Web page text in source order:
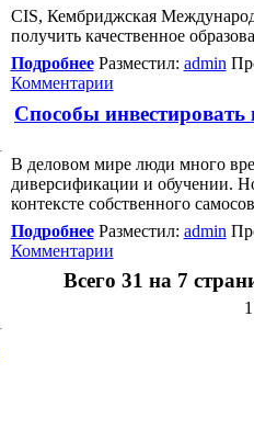
CIS, Кембриджская
получить качественное
ПодробнееРазместил: admin
Комментарии
Способы инвестировать
В деловом мире люди много
диверсификации и обучении.
контексте собственного
ПодробнееРазместил: admin
Комментарии
Всего 31 на 7
1